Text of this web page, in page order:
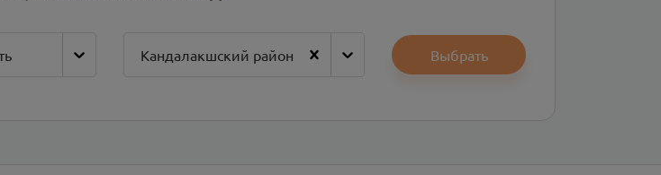
Кандалакшский район Выбрать